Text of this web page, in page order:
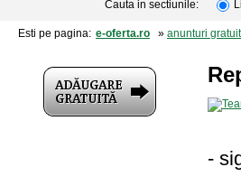
Cauta in sectiunile:
Esti pe pagina: e-oferta.ro » anunturi
-